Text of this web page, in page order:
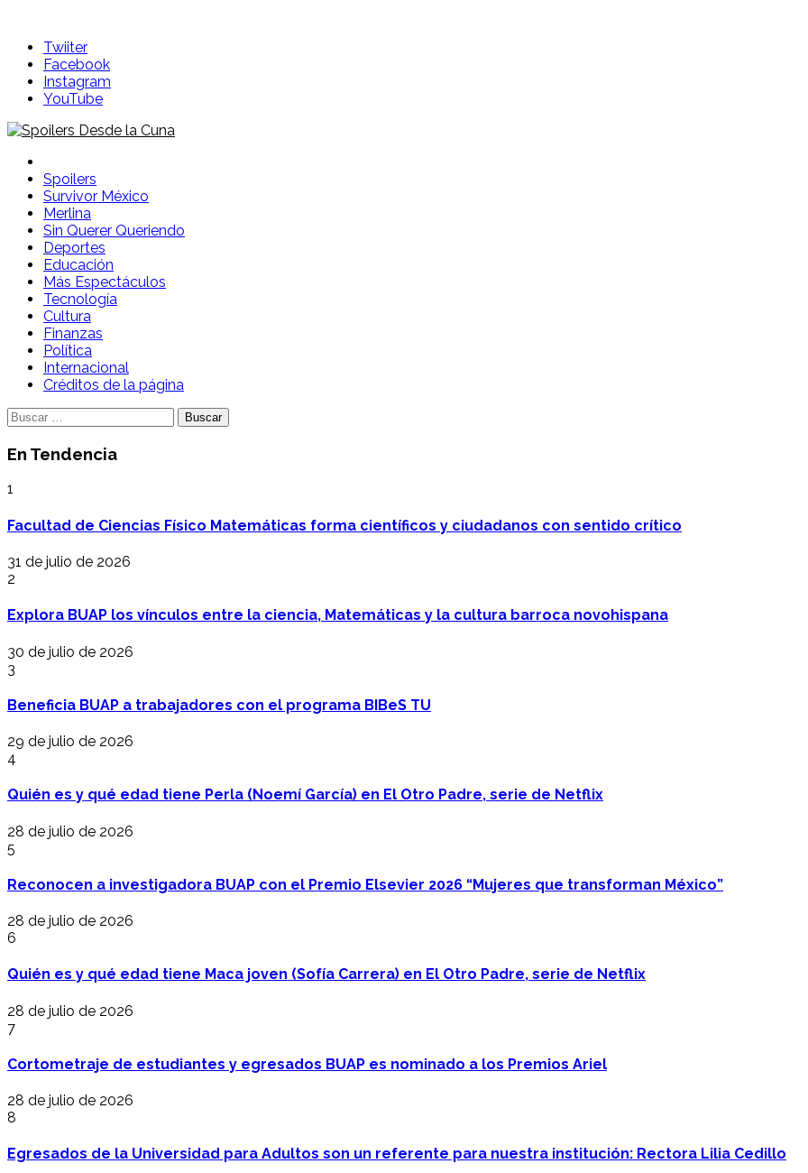
contentTwiiter
Facebook
Instagram
YouTube
Spoilers Desde la Cuna
Sitio con información sobre series, película, reality shows y telenovelas
Spoilers
Survivor México
Merlina
Sin Querer Queriendo
Deportes
Educación
Más Espectáculos
Tecnología
Cultura
Finanzas
Política
Internacional
Créditos de la página
Buscar:
En Tendencia
1
Facultad de Ciencias Físico Matemáticas forma científicos y ciudadanos con sentido crítico
31 de julio de 2026
2
Explora BUAP los vínculos entre la ciencia, Matemáticas y la cultura barroca novohispana
30 de julio de 2026
3
Beneficia BUAP a trabajadores con el programa BIBeS TU
29 de julio de 2026
4
Quién es y qué edad tiene Perla (Noemí García) en El Otro Padre, serie de Netflix
28 de julio de 2026
5
Reconocen a investigadora BUAP con el Premio Elsevier 2026 “Mujeres que transforman México”
28 de julio de 2026
6
Quién es y qué edad tiene Maca joven (Sofía Carrera) en El Otro Padre, serie de Netflix
28 de julio de 2026
7
Cortometraje de estudiantes y egresados BUAP es nominado a los Premios Ariel
28 de julio de 2026
8
Egresados de la Universidad para Adultos son un referente para nuestra institución: Rectora Lilia Cedillo